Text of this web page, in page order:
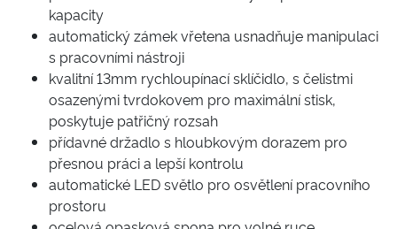
kapacity
automatický zámek vřetena usnadňuje manipulaci
s pracovními nástroji
kvalitní 13mm rychloupínací sklíčidlo, s čelistmi
osazenými tvrdokovem pro maximální stisk,
poskytuje patřičný rozsah
přídavné držadlo s hloubkovým dorazem pro
přesnou práci a lepší kontrolu
automatické LED světlo pro osvětlení pracovního
prostoru